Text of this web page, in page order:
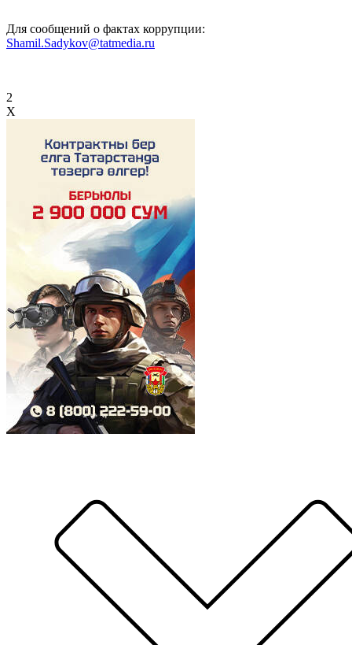
Для сообщений о фактах коррупции:
Shamil.Sadykov@tatmedia.ru
2
X